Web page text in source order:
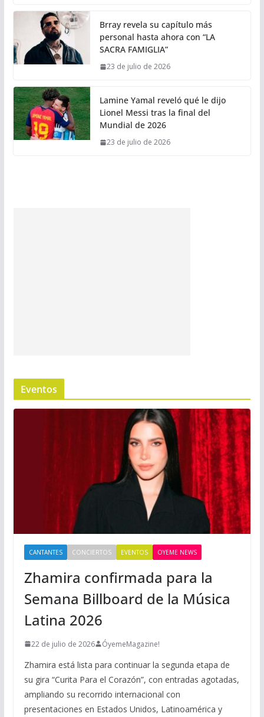
Brray revela su capítulo más
personal hasta ahora con “LA
SACRA FAMIGLIA”
23 de julio de 2026
Lamine Yamal reveló qué le dijo
Lionel Messi tras la final del
Mundial de 2026
23 de julio de 2026
Eventos
CANTANTES CONCIERTOS EVENTOS OYEME NEWS
Zhamira confirmada para la
Semana Billboard de la Música
Latina 2026
22 de julio de 2026 ÓyemeMagazine!
Zhamira está lista para continuar la segunda etapa de
su gira “Curita Para el Corazón”, con entradas agotadas,
ampliando su recorrido internacional con
presentaciones en Estados Unidos, Latinoamérica y